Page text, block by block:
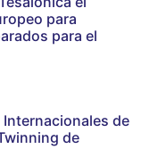
para
para el
Internacionales de
de